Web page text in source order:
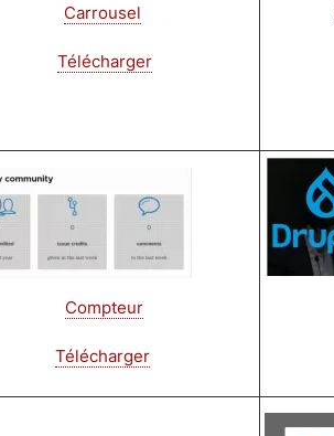
Carrousel
Télécharger
Compteur
Télécharger
Image